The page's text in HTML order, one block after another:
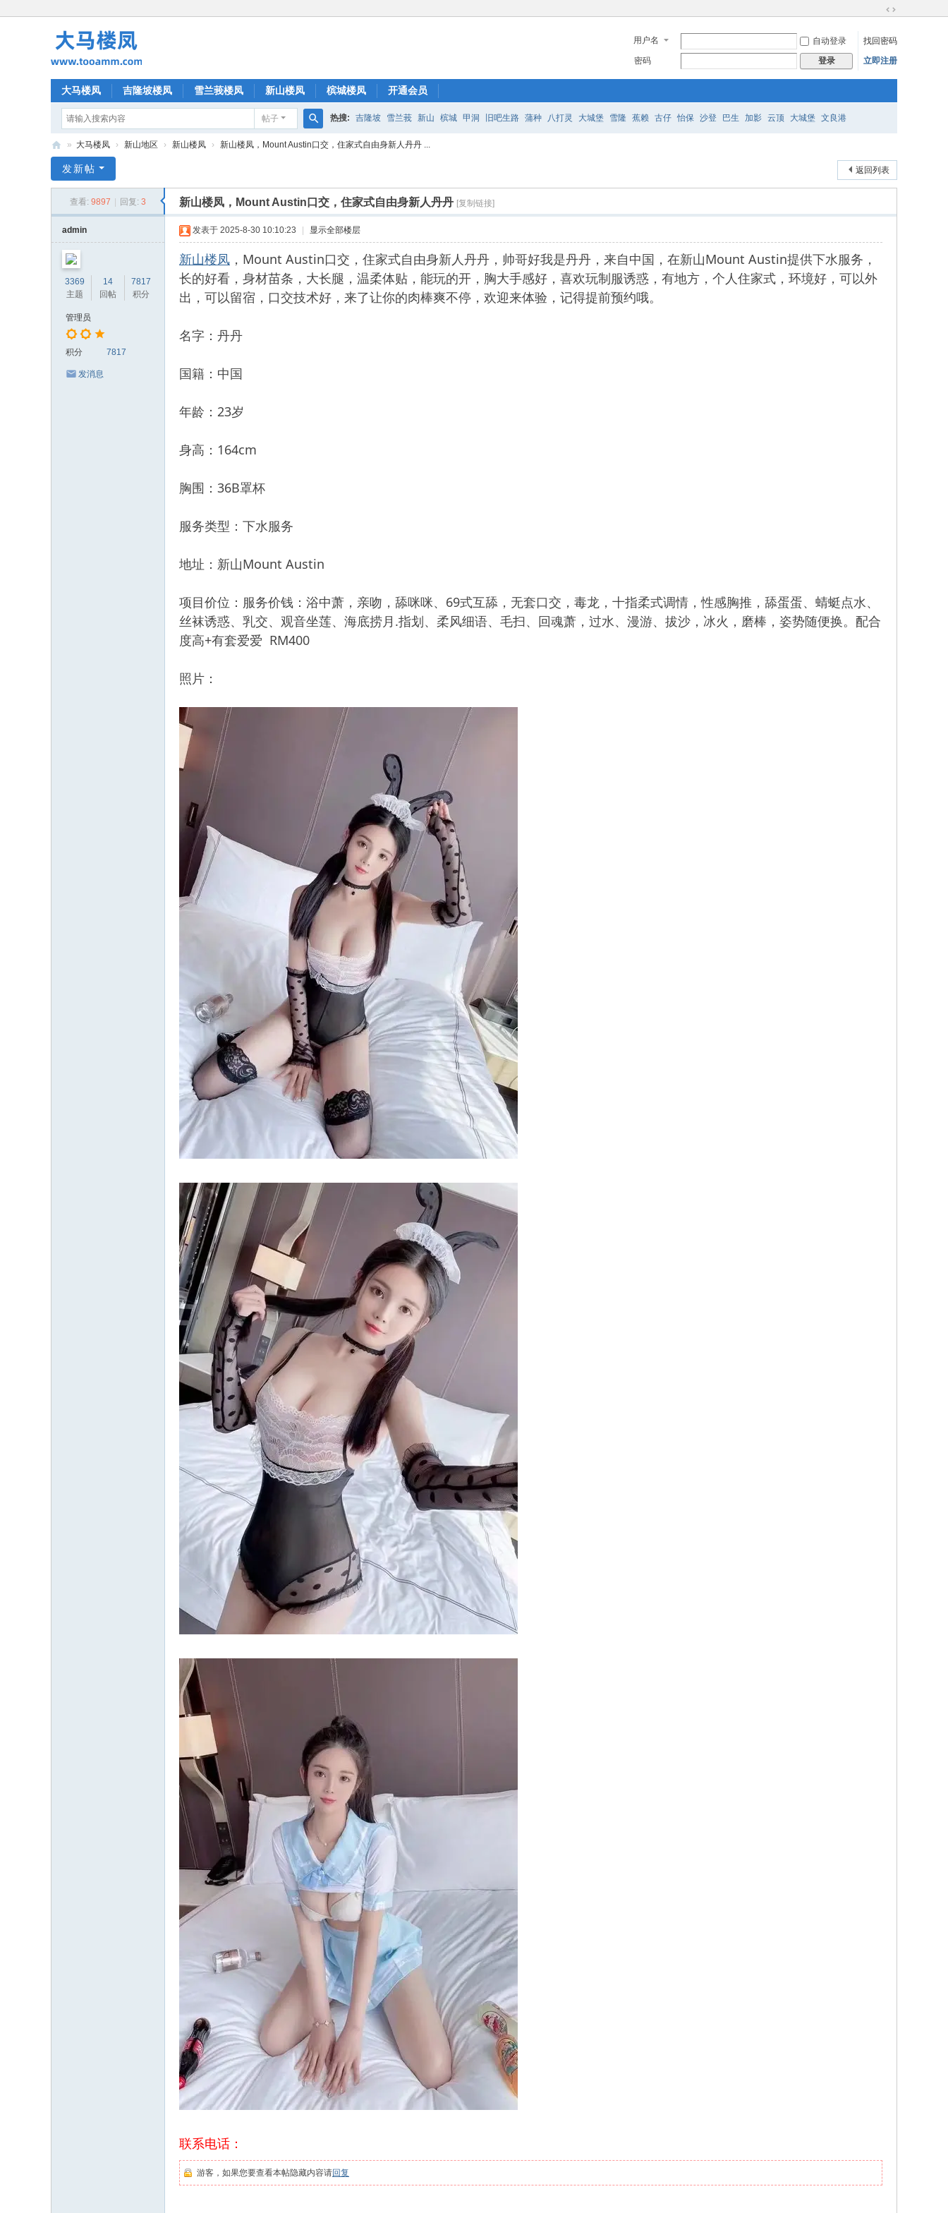
换
到
宽
用户名 自动登录
找回密码
密码
登录 立即注册
大马楼凤 吉隆坡楼凤 雪兰莪楼凤 新山楼凤 槟城楼凤 开通会员
帖子
搜
热搜: 吉隆坡 雪兰莪 新山 槟城 甲洞 旧吧生路 蒲种 八打灵 大城堡 雪隆 蕉赖 古仔 怡保 沙登 巴生 加影 云顶 大城堡 文良港
马
» 大马楼凤 › 新山地区 › 新山楼凤 › 新山楼凤，Mount Austin口交，住家式自由身新人丹丹 ...
返回列表
发新帖
查看: 9897 回复: 3 新山楼凤，Mount Austin口交，住家式自由身新人丹丹 [复制链接]
admin
3369
主题
14
回帖
7817
积分
管理员
积分 7817
发消息
发表于 2025-8-30 10:10:23 显示全部楼层
新山楼凤 ，Mount Austin口交，住家式自由身新人丹丹，帅哥好我是丹丹，来自中国，在新山Mount Austin提供下水服务，
长的好看，身材苗条，大长腿，温柔体贴，能玩的开，胸大手感好，喜欢玩制服诱惑，有地方，个人住家式，环境好，可以外
出，可以留宿，口交技术好，来了让你的肉棒爽不停，欢迎来体验，记得提前预约哦。
名字：丹丹
国籍：中国
年龄：23岁
身高：164cm
胸围：36B罩杯
服务类型：下水服务
地址：新山Mount Austin
项目价位：服务价钱：浴中萧，亲吻，舔咪咪、69式互舔，无套口交，毒龙，十指柔式调情，性感胸推，舔蛋蛋、蜻蜓点水、
丝袜诱惑、乳交、观音坐莲、海底捞月.指划、柔风细语、毛扫、回魂萧，过水、漫游、拔沙，冰火，磨棒，姿势随便换。配合
度高+有套爱爱 RM400
照片：
联系电话：
游客，如果您要查看本帖隐藏内容请回复